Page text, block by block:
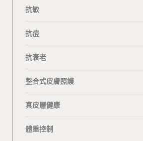
抗敏
抗痘
抗衰老
整合式皮膚照護
真皮層健康
體重控制